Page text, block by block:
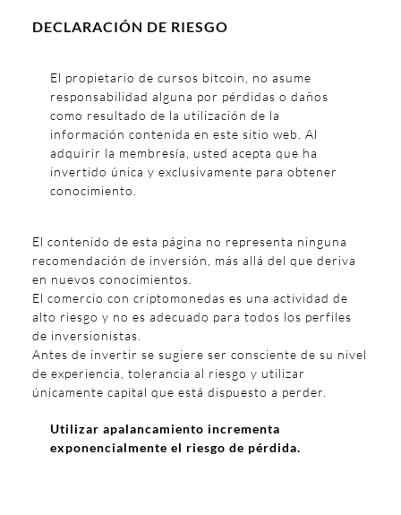
DECLARACIÓN DE RIESGO
El propietario de cursos bitcoin, no asume
responsabilidad alguna por pérdidas o daños
como resultado de la utilización de la
información contenida en este sitio web. Al
adquirir la membresía, usted acepta que ha
invertido única y exclusivamente para obtener
conocimiento.
El contenido de esta página no representa ninguna
recomendación de inversión, más allá del que deriva
en nuevos conocimientos.
El comercio con criptomonedas es una actividad de
alto riesgo y no es adecuado para todos los perfiles
de inversionistas.
Antes de invertir se sugiere ser consciente de su nivel
de experiencia, tolerancia al riesgo y utilizar
únicamente capital que está dispuesto a perder.
Utilizar apalancamiento incrementa
exponencialmente el riesgo de pérdida.